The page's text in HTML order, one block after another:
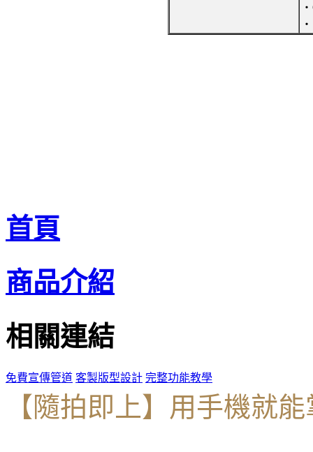
首頁
商品介紹
相關連結
免費宣傳管道 客製版型設計 完整功能教學
【隨拍即上】用手機就